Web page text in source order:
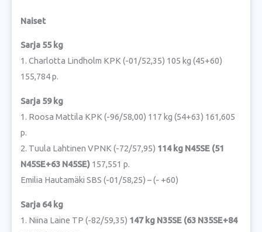
Naiset
Sarja 55 kg
1. Charlotta Lindholm KPK (-01/52,35) 105 kg (45+60)
155,784 p.
Sarja 59 kg
1. Roosa Mattila KPK (-96/58,00) 117 kg (54+63) 161,605
p.
2. Tuula Lahtinen VPNK (-72/57,95) 114 kg N45SE (51
N45SE+63 N45SE)157,551 p.
Emilia Hautamäki SBS (-01/58,25) – (- +60)
Sarja 64 kg
1. Niina Laine TP (-82/59,35) 147 kg N35SE (63 N35SE+84